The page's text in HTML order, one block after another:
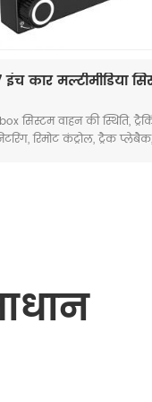
ट्रेलर के लिए 4जी
A1T ट्रेलर के लिए एक 4G GPS
आवश्यकताओं और एप्लिकेशन